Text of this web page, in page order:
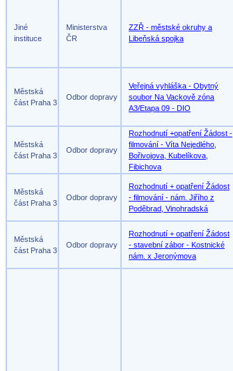
Jiné
instituce
Ministerstva
ČR
ZZŘ - městské okruhy a
Libeňská spojka
Městská
část Praha 3
Odbor dopravy
Veřejná vyhláška - Obytný
soubor Na Vackově zóna
A3/Etapa 09 - DIO
Městská
část Praha 3
Odbor dopravy
Rozhodnutí +opatření Žádost -
filmování - Víta Nejedlého,
Bořivojova, Kubelíkova,
Fibichova
Městská
část Praha 3
Odbor dopravy
Rozhodnutí + opatření Žádost
- filmování - nám. Jiřího z
Poděbrad, Vinohradská
Městská
část Praha 3
Odbor dopravy
Rozhodnutí + opatření Žádost
- stavební zábor - Kostnické
nám. x Jeronýmova